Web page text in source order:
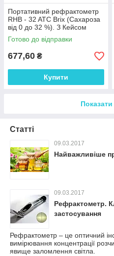
Портативний рефрактометр
RHB - 32 ATC Brix (Сахароза
від 0 до 32 %). З Кейсом
Готово до відправки
677,60 ₴
Купити
Статті
09.03.2017
Найважливіше
09.03.2017
Рефрактометр.
застосування
Рефрактометр – це оптичний
вимірювання концентрації
явище заломлення світла.